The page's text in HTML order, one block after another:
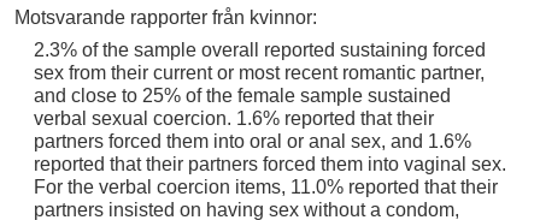
Motsvarande rapporter från kvinnor:
2.3% of the sample overall reported sustaining forced
sex from their current or most recent romantic partner,
and close to 25% of the female sample sustained
verbal sexual coercion. 1.6% reported that their
partners forced them into oral or anal sex, and 1.6%
reported that their partners forced them into vaginal sex.
For the verbal coercion items, 11.0% reported that their
partners insisted on having sex without a condom,